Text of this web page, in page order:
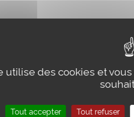
utilise des cookies et
Tout accepter Tout refuser